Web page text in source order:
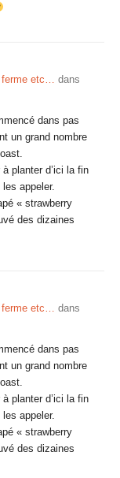
ferme etc… dans
dans pas
un grand nombre
planter d’ici la fin
appeler.
« strawberry
des dizaines
ferme etc… dans
dans pas
un grand nombre
planter d’ici la fin
appeler.
« strawberry
des dizaines